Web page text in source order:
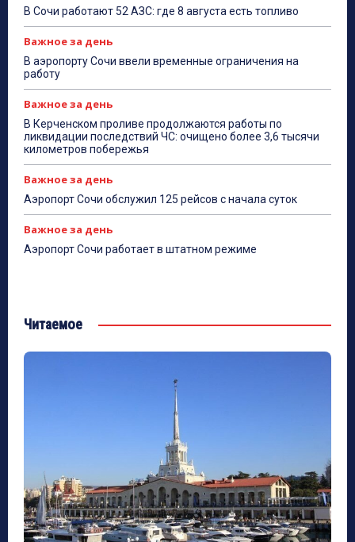
В Сочи работают 52 АЗС: где 8 августа есть топливо
Важное за день
В аэропорту Сочи ввели временные ограничения на
работу
Важное за день
В Керченском проливе продолжаются работы по
ликвидации последствий ЧС: очищено более 3,6 тысячи
километров побережья
Важное за день
Аэропорт Сочи обслужил 125 рейсов с начала суток
Важное за день
Аэропорт Сочи работает в штатном режиме
Читаемое